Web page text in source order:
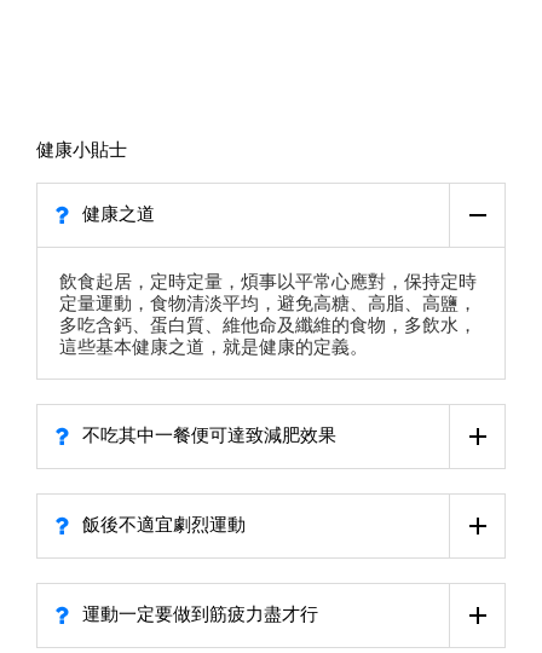
健康小貼士
健康之道
飲食起居，定時定量，煩事以平常心應對，保持定時
定量運動，食物清淡平均，避免高糖、高脂、高鹽，
多吃含鈣、蛋白質、維他命及纖維的食物，多飲水，
這些基本健康之道，就是健康的定義。
不吃其中一餐便可達致減肥效果
飯後不適宜劇烈運動
運動一定要做到筋疲力盡才行